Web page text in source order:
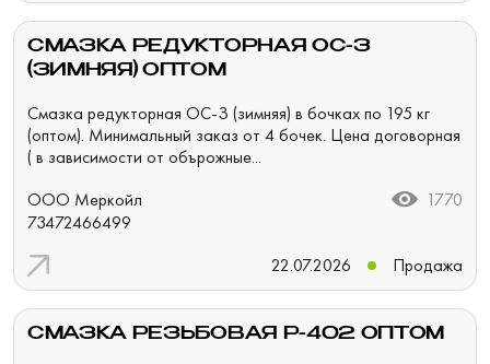
СМАЗКА РЕДУКТОРНАЯ ОС-З
(ЗИМНЯЯ) ОПТОМ
Смазка редукторная ОС-З (зимняя) в бочках по 195 кг
(оптом). Минимальный заказ от 4 бочек. Цена договорная
( в зависимости от обърожные...
ООО Меркойл
73472466499
1770
22.07.2026 Продажа
СМАЗКА РЕЗЬБОВАЯ Р-402 ОПТОМ